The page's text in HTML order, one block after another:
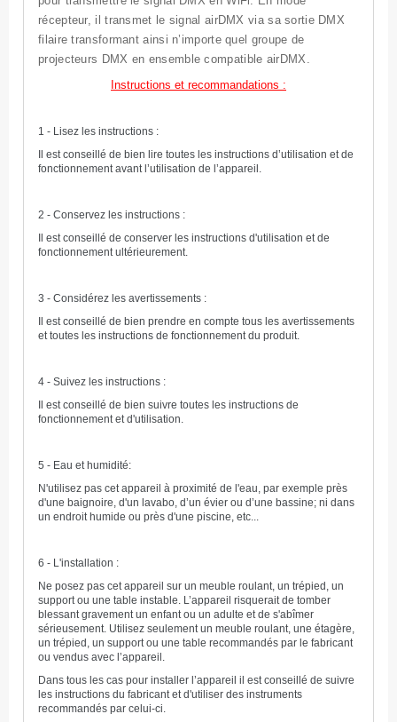
récepteur, il transmet le signal airDMX via sa sortie DMX
filaire transformant ainsi n’importe quel groupe de
projecteurs DMX en ensemble compatible airDMX.
Instructions et recommandations :
1 - Lisez les instructions :
Il est conseillé de bien lire toutes les instructions d’utilisation et de
fonctionnement avant l’utilisation de l’appareil.
2 - Conservez les instructions :
Il est conseillé de conserver les instructions d'utilisation et de
fonctionnement ultérieurement.
3 - Considérez les avertissements :
Il est conseillé de bien prendre en compte tous les avertissements
et toutes les instructions de fonctionnement du produit.
4 - Suivez les instructions :
Il est conseillé de bien suivre toutes les instructions de
fonctionnement et d'utilisation.
5 - Eau et humidité:
N'utilisez pas cet appareil à proximité de l'eau, par exemple près
d'une baignoire, d'un lavabo, d’un évier ou d’une bassine; ni dans
un endroit humide ou près d'une piscine, etc...
6 - L'installation :
Ne posez pas cet appareil sur un meuble roulant, un trépied, un
support ou une table instable. L’appareil risquerait de tomber
blessant gravement un enfant ou un adulte et de s'abîmer
sérieusement. Utilisez seulement un meuble roulant, une étagère,
un trépied, un support ou une table recommandés par le fabricant
ou vendus avec l’appareil.
Dans tous les cas pour installer l’appareil il est conseillé de suivre
les instructions du fabricant et d'utiliser des instruments
recommandés par celui-ci.